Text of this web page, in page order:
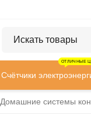
Счётчики
ОТЛИЧНЫЕ
Домашние системы